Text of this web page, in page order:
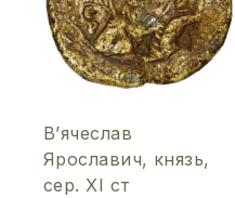
В’ячеслав
Ярославич, князь,
сер. ХІ ст